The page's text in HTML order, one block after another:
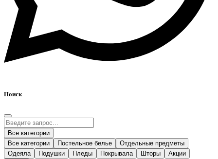
Поиск
Все категории
Все категории
Постельное белье
Отдельные предметы
Одеяла
Подушки Пледы Покрывала Шторы Акции